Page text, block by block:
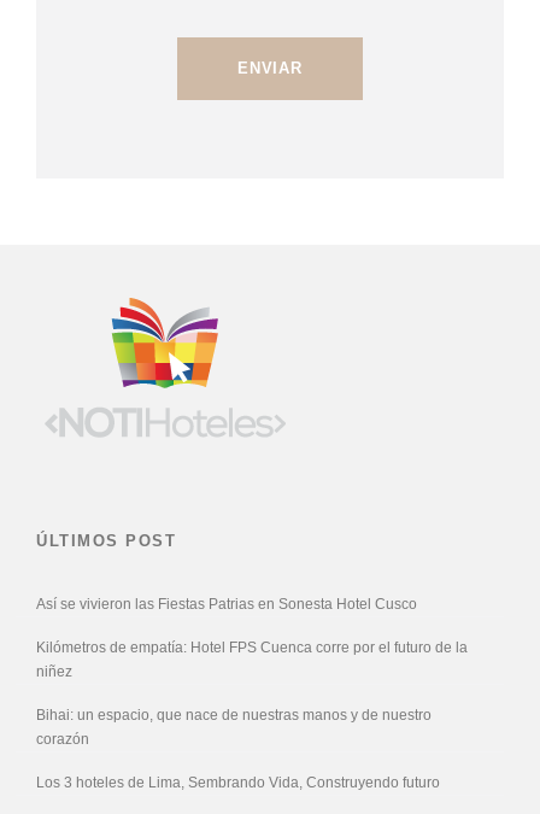
ÚLTIMOS POST
Así se vivieron las Fiestas Patrias en Sonesta Hotel Cusco
Kilómetros de empatía: Hotel FPS Cuenca corre por el futuro de la
niñez
Bihai: un espacio, que nace de nuestras manos y de nuestro
corazón
Los 3 hoteles de Lima, Sembrando Vida, Construyendo futuro